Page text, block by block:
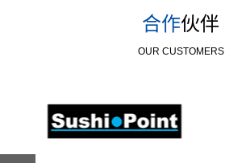
合作伙伴
OUR CUSTOMERS